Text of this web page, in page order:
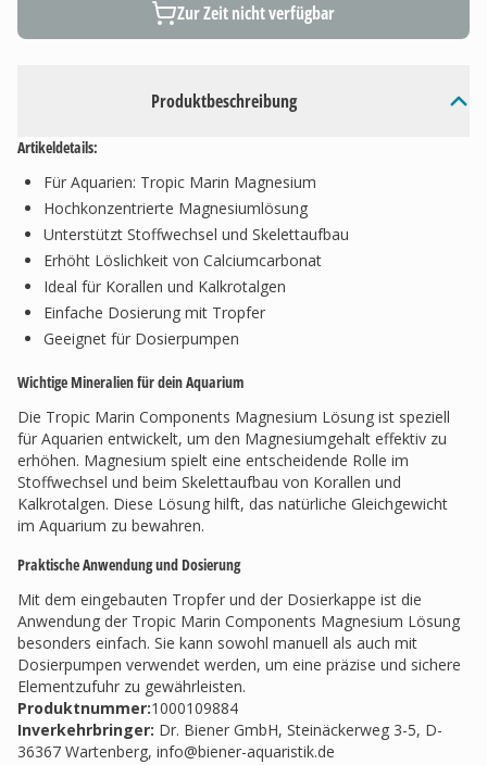
Produktbeschreibung
Artikeldetails:
Für Aquarien: Tropic Marin Magnesium
Hochkonzentrierte Magnesiumlösung
Unterstützt Stoffwechsel und Skelettaufbau
Erhöht Löslichkeit von Calciumcarbonat
Ideal für Korallen und Kalkrotalgen
Einfache Dosierung mit Tropfer
Geeignet für Dosierpumpen
Wichtige Mineralien für dein Aquarium
Die Tropic Marin Components Magnesium Lösung ist speziell
für Aquarien entwickelt, um den Magnesiumgehalt effektiv zu
erhöhen. Magnesium spielt eine entscheidende Rolle im
Stoffwechsel und beim Skelettaufbau von Korallen und
Kalkrotalgen. Diese Lösung hilft, das natürliche Gleichgewicht
im Aquarium zu bewahren.
Praktische Anwendung und Dosierung
Mit dem eingebauten Tropfer und der Dosierkappe ist die
Anwendung der Tropic Marin Components Magnesium Lösung
besonders einfach. Sie kann sowohl manuell als auch mit
Dosierpumpen verwendet werden, um eine präzise und sichere
Elementzufuhr zu gewährleisten.
Produktnummer:1000109884
Inverkehrbringer: Dr. Biener GmbH, Steinäckerweg 3-5, D-
36367 Wartenberg, info@biener-aquaristik.de
Zur Zeit nicht verfügbar